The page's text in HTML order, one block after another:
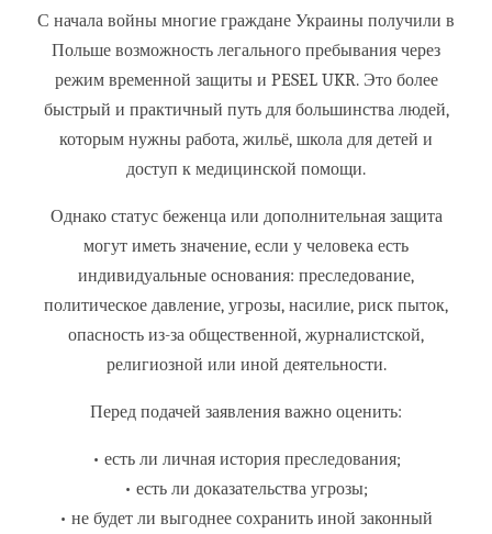
С начала войны многие граждане Украины получили в
Польше возможность легального пребывания через
режим временной защиты и PESEL UKR. Это более
быстрый и практичный путь для большинства людей,
которым нужны работа, жильё, школа для детей и
доступ к медицинской помощи.
Однако статус беженца или дополнительная защита
могут иметь значение, если у человека есть
индивидуальные основания: преследование,
политическое давление, угрозы, насилие, риск пыток,
опасность из-за общественной, журналистской,
религиозной или иной деятельности.
Перед подачей заявления важно оценить:
• есть ли личная история преследования;
• есть ли доказательства угрозы;
• не будет ли выгоднее сохранить иной законный